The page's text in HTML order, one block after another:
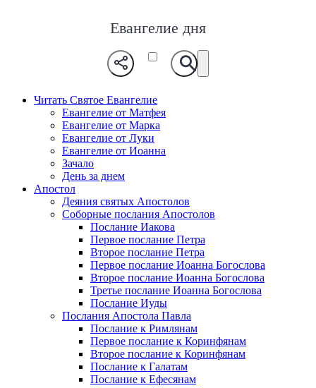
Евангелие дня
Читать Святое Евангелие
Евангелие от Матфея
Евангелие от Марка
Евангелие от Луки
Евангелие от Иоанна
Зачало
День за днем
Апостол
Деяния святых Апостолов
Соборные послания Апостолов
Послание Иакова
Первое послание Петра
Второе послание Петра
Первое послание Иоанна Богослова
Второе послание Иоанна Богослова
Третье послание Иоанна Богослова
Послание Иуды
Послания Апостола Павла
Послание к Римлянам
Первое послание к Коринфянам
Второе послание к Коринфянам
Послание к Галатам
Послание к Ефесянам